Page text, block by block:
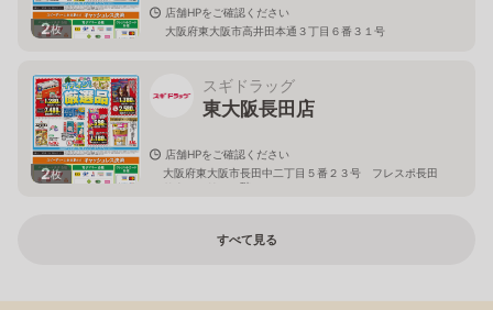
2枚
店舗HPをご確認ください
大阪府東大阪市高井田本通３丁目６番３１号
2枚
スギドラッグ
東大阪長田店
店舗HPをご確認ください
大阪府東大阪市長田中二丁目５番２３号 フレスポ長田
サウスエリア１階
すべて見る